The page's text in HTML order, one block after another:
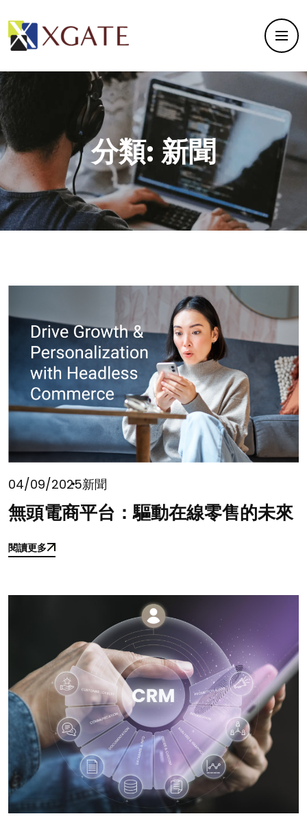
分類: 新聞
04/09/2025新聞
無頭電商平台：驅動在線零售的未來
閱讀更多
閱讀更多